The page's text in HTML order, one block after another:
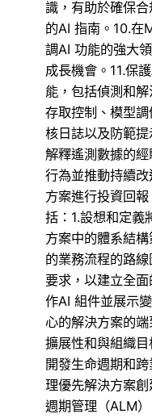
識，有助於確保
的AI 指南。10.
調AI 功能的強大
成長機會。11.保
能，包括偵測和
存取控制、模型
核日誌以及防範
解釋遙測數據的
行為並推動持續
方案進行投資回
括：1.設想和定義
方案中的體系結
的業務流程的路
要求，以建立全
作AI 組件並展示
心的解決方案的
擴展性和與組織
開發生命週期和
理優先解決方案
週期管理（ALM